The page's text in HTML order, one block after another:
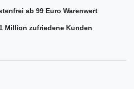
ab 99 Euro Warenwert
Million zufriedene Kunden